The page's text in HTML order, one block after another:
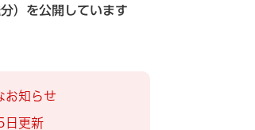
）を公開しています
お知らせ
更新